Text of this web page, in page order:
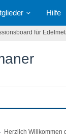
Hilfe
für
Herzlich Willkommen